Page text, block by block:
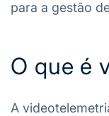
para a gestão
O que é
A